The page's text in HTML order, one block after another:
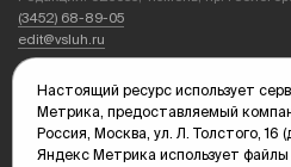
(3452) 68-89-05
edit@vsluh.ru
Главный редактор: Панкина Т.Ю.
kika@vsluh.ru
По вопросам рекламы:
Настоящий ресурс использует
Метрика, предоставляемый
Россия, Москва, ул. Л. Толстого, 16
Яндекс Метрика использует файлы